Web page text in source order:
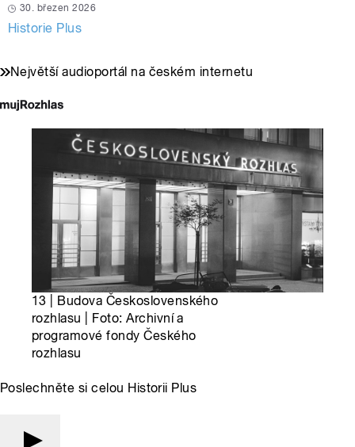
30. březen 2026
Historie Plus
Největší audioportál na českém internetu
13 | Budova Československého
rozhlasu | Foto: Archivní a
programové fondy Českého
rozhlasu
Poslechněte si celou Historii Plus